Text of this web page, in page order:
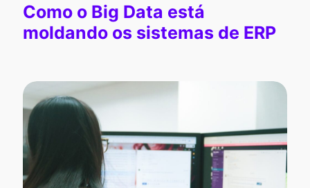
Como o Big Data está
moldando os sistemas de ERP